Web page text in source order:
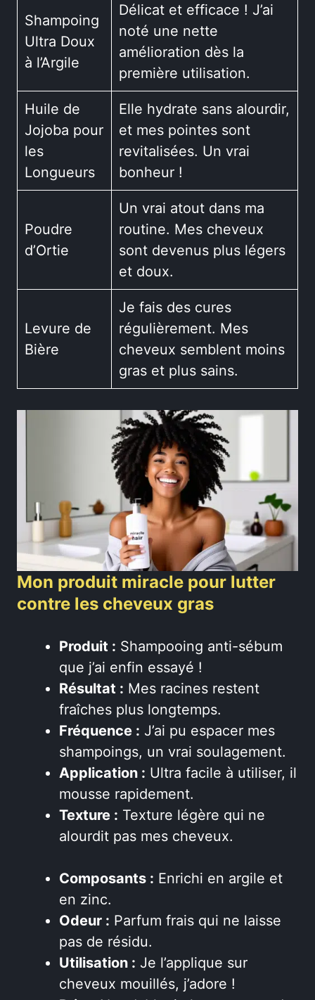
Shampoing
Ultra Doux
à l’Argile
Délicat et efficace ! J’ai
noté une nette
amélioration dès la
première utilisation.
Huile de
Jojoba pour
les
Longueurs
Elle hydrate sans alourdir,
et mes pointes sont
revitalisées. Un vrai
bonheur !
Poudre
d’Ortie
Un vrai atout dans ma
routine. Mes cheveux
sont devenus plus légers
et doux.
Levure de
Bière
Je fais des cures
régulièrement. Mes
cheveux semblent moins
gras et plus sains.
Mon produit miracle pour lutter
contre les cheveux gras
Produit : Shampooing anti-sébum
que j’ai enfin essayé !
Résultat : Mes racines restent
fraîches plus longtemps.
Fréquence : J’ai pu espacer mes
shampoings, un vrai soulagement.
Application : Ultra facile à utiliser, il
mousse rapidement.
Texture : Texture légère qui ne
alourdit pas mes cheveux.
Composants : Enrichi en argile et
en zinc.
Odeur : Parfum frais qui ne laisse
pas de résidu.
Utilisation : Je l’applique sur
cheveux mouillés, j’adore !